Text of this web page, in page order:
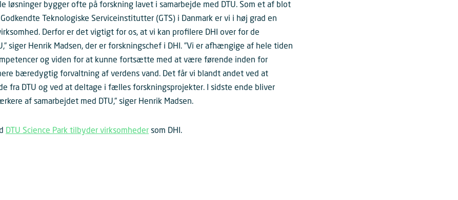
løsninger bygger ofte på forskning lavet i samarbejde med DTU. Som et af blot
Teknologiske Serviceinstitutter (GTS) i Danmark er vi i høj grad en
Derfor er det vigtigt for os, at vi kan profilere DHI over for de
siger Henrik Madsen, der er forskningschef i DHI. ”Vi er afhængige af hele tiden
og viden for at kunne fortsætte med at være førende inden for
bæredygtig forvaltning af verdens vand. Det får vi blandt andet ved at
fra DTU og ved at deltage i fælles forskningsprojekter. I sidste ende bliver
af samarbejdet med DTU,” siger Henrik Madsen.
DTU Science Park tilbyder virksomheder som DHI.